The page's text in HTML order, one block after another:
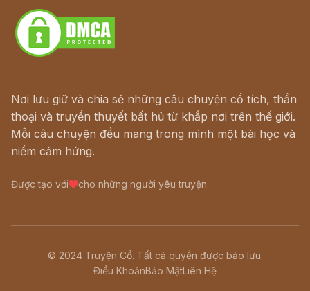
Nơi lưu giữ và chia sẻ những câu chuyện cổ tích, thần
thoại và truyền thuyết bất hủ từ khắp nơi trên thế giới.
Mỗi câu chuyện đều mang trong mình một bài học và
niềm cảm hứng.
Được tạo với cho những người yêu truyện
© 2024 Truyện Cổ. Tất cả quyền được bảo lưu.
Điều KhoảnBảo MậtLiên Hệ